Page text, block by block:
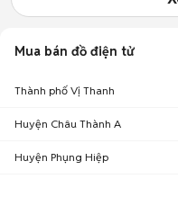
Mua bán đồ điện tử
Thành phố Vị Thanh
Huyện Châu Thành A
Huyện Phụng Hiệp